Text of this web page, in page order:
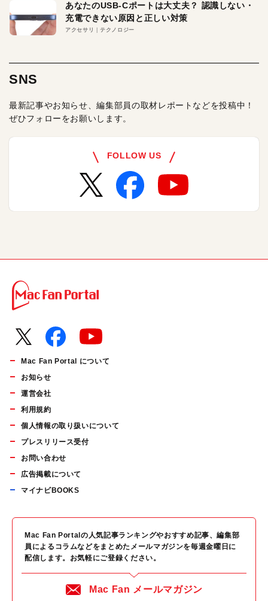
あなたのUSB-Cポートは大丈夫？ 認識しない・
充電できない原因と正しい対策
アクセサリ テクノロジー
SNS
最新記事やお知らせ、編集部員の取材レポートなどを投稿中！
ぜひフォローをお願いします。
FOLLOW US
Mac Fan Portal について
お知らせ
運営会社
利用規約
個人情報の取り扱いについて
プレスリリース受付
お問い合わせ
広告掲載について
マイナビBOOKS
Mac Fan Portalの人気記事ランキングやおすすめ記事、編集部
員によるコラムなどをまとめたメールマガジンを毎週金曜日に
配信します。お気軽にご登録ください。
Mac Fan メールマガジン